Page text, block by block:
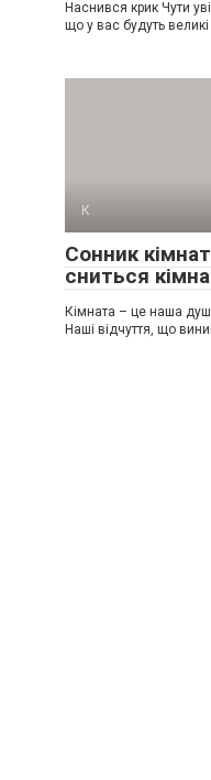
Наснився крик Чути
що у вас будуть великі
К
Сонник
сниться
Кімната – це наша
Наші відчуття, що